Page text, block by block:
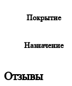
Покрытие
Назначение
Отзывы